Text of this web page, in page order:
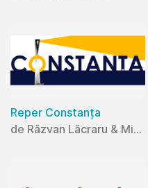
Reper Constanța
de Răzvan Lăcraru & Mihaela Lăcraru